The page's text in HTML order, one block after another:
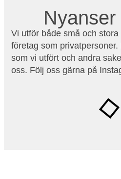
Nyanser
Vi utför både små och stora
företag som
som vi utfört och andra
oss. Följ oss gärna på